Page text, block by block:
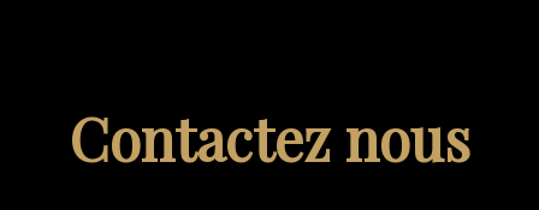
Contactez nous